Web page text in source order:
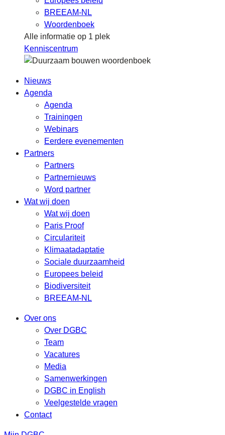
BREEAM-NL
Woordenboek
Alle informatie op 1 plek
Kenniscentrum
Nieuws
Agenda
Agenda
Trainingen
Webinars
Eerdere evenementen
Partners
Partners
Partnernieuws
Word partner
Wat wij doen
Wat wij doen
Paris Proof
Circulariteit
Klimaatadaptatie
Sociale duurzaamheid
Europees beleid
Biodiversiteit
BREEAM-NL
Over ons
Over DGBC
Team
Vacatures
Media
Samenwerkingen
DGBC in English
Veelgestelde vragen
Contact